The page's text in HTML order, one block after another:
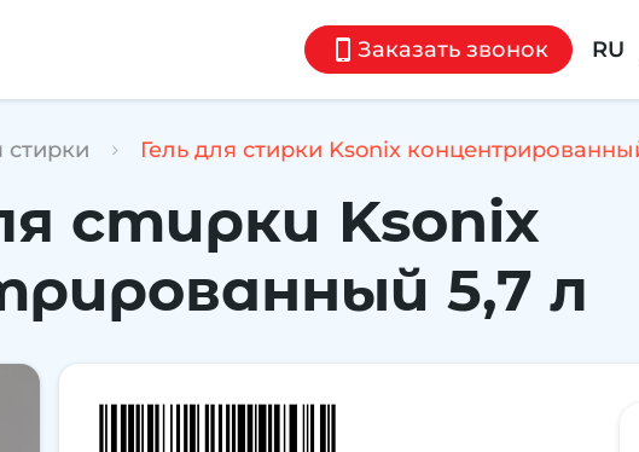
Заказать звонок RU
стирки Гель для стирки Ksonix
стирки Ksonix
5,7 л